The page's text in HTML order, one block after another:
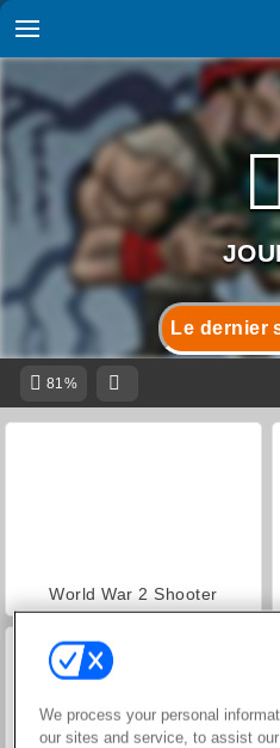
Le dernier
81%
World War 2 Shooter
We process your personal
our sites and service, to assist